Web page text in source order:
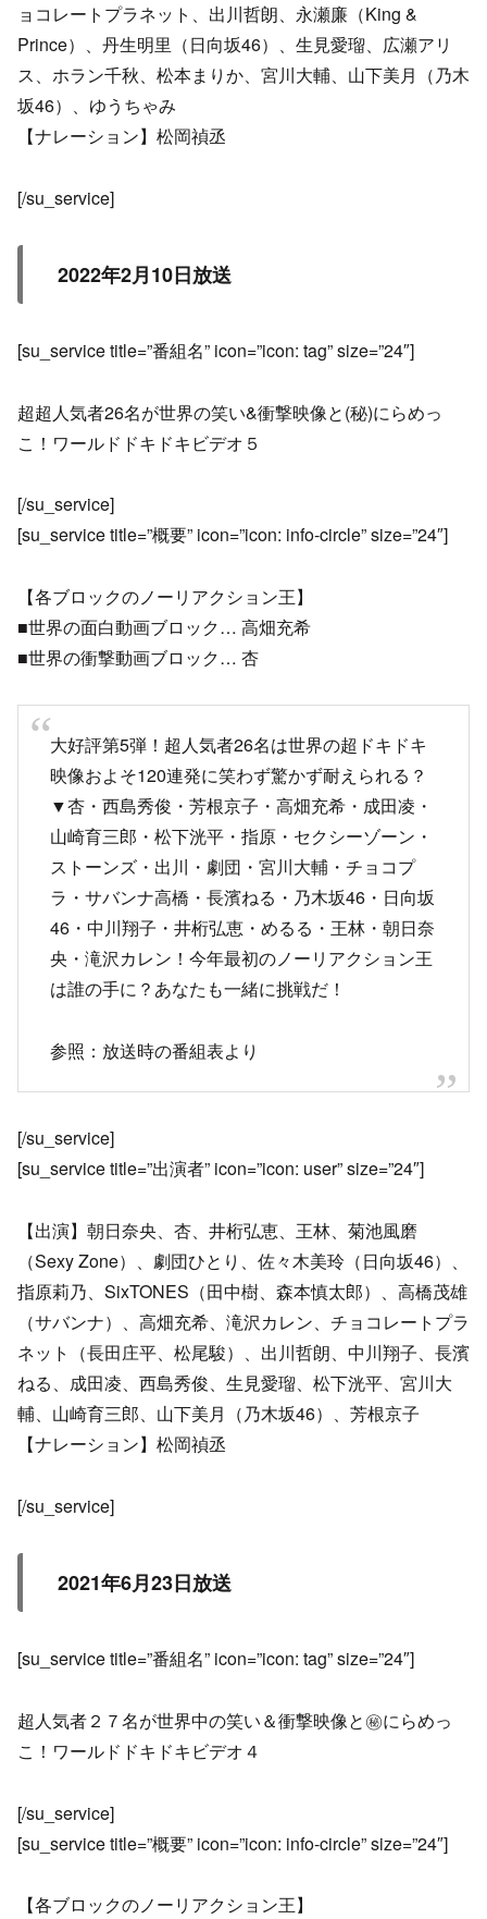
ョコレートプラネット、出川哲朗、永瀬廉（King &
Prince）、丹生明里（日向坂46）、生見愛瑠、広瀬アリ
ス、ホラン千秋、松本まりか、宮川大輔、山下美月（乃木
坂46）、ゆうちゃみ
【ナレーション】松岡禎丞
[/su_service]
2022年2月10日放送
[su_service title=”番組名” icon=”icon: tag” size=”24″]
超超人気者26名が世界の笑い&衝撃映像と(秘)にらめっ
こ！ワールドドキドキビデオ５
[/su_service]
[su_service title=”概要” icon=”icon: info-circle” size=”24″]
【各ブロックのノーリアクション王】
■世界の面白動画ブロック… 高畑充希
■世界の衝撃動画ブロック… 杏
大好評第5弾！超人気者26名は世界の超ドキドキ
映像およそ120連発に笑わず驚かず耐えられる？
▼杏・西島秀俊・芳根京子・高畑充希・成田凌・
山崎育三郎・松下洸平・指原・セクシーゾーン・
ストーンズ・出川・劇団・宮川大輔・チョコプ
ラ・サバンナ高橋・長濱ねる・乃木坂46・日向坂
46・中川翔子・井桁弘恵・めるる・王林・朝日奈
央・滝沢カレン！今年最初のノーリアクション王
は誰の手に？あなたも一緒に挑戦だ！
参照：放送時の番組表より
[/su_service]
[su_service title=”出演者” icon=”icon: user” size=”24″]
【出演】朝日奈央、杏、井桁弘恵、王林、菊池風磨
（Sexy Zone）、劇団ひとり、佐々木美玲（日向坂46）、
指原莉乃、SixTONES（田中樹、森本慎太郎）、高橋茂雄
（サバンナ）、高畑充希、滝沢カレン、チョコレートプラ
ネット（長田庄平、松尾駿）、出川哲朗、中川翔子、長濱
ねる、成田凌、西島秀俊、生見愛瑠、松下洸平、宮川大
輔、山崎育三郎、山下美月（乃木坂46）、芳根京子
【ナレーション】松岡禎丞
[/su_service]
2021年6月23日放送
[su_service title=”番組名” icon=”icon: tag” size=”24″]
超人気者２７名が世界中の笑い＆衝撃映像と㊙にらめっ
こ！ワールドドキドキビデオ４
[/su_service]
[su_service title=”概要” icon=”icon: info-circle” size=”24″]
【各ブロックのノーリアクション王】